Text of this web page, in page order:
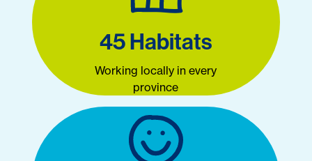
45 Habitats
Working locally in every
province